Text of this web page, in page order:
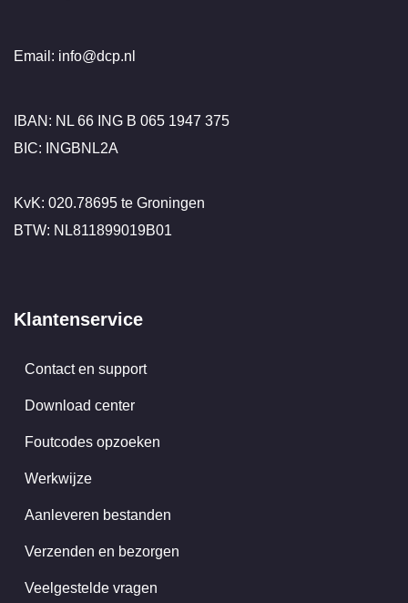
Email: info@dcp.nl
IBAN: NL 66 ING B 065 1947 375
BIC: INGBNL2A
KvK: 020.78695 te Groningen
BTW: NL811899019B01
Klantenservice
Contact en support
Download center
Foutcodes opzoeken
Werkwijze
Aanleveren bestanden
Verzenden en bezorgen
Veelgestelde vragen